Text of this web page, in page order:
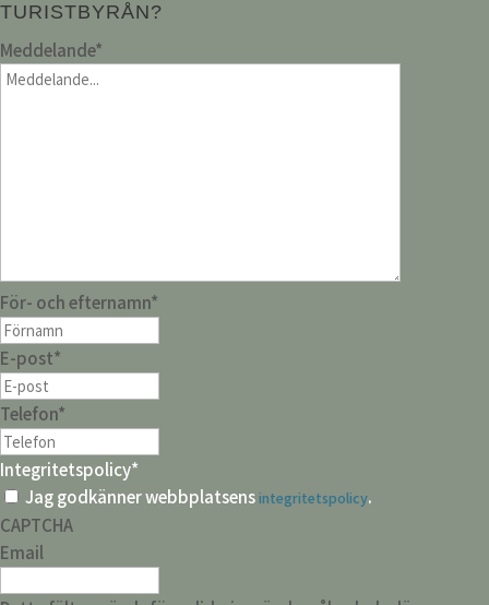
TURISTBYRÅN?
Meddelande*
För- och efternamn*
E-post*
Telefon*
Integritetspolicy*
Jag godkänner webbplatsensintegritetspolicy.
CAPTCHA
Email